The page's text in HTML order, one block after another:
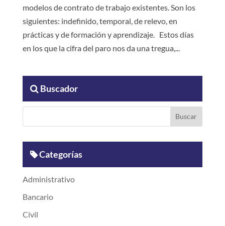
modelos de contrato de trabajo existentes. Son los
siguientes: indefinido, temporal, de relevo, en
prácticas y de formación y aprendizaje. Estos días
en los que la cifra del paro nos da una tregua,...
Buscador
Categorías
Administrativo
Bancario
Civil